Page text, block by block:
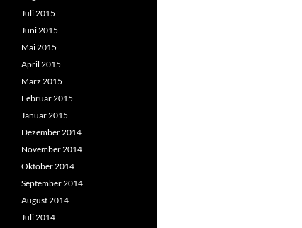
Juli 2015
Juni 2015
Mai 2015
April 2015
März 2015
Februar 2015
Januar 2015
Dezember 2014
November 2014
Oktober 2014
September 2014
August 2014
Juli 2014